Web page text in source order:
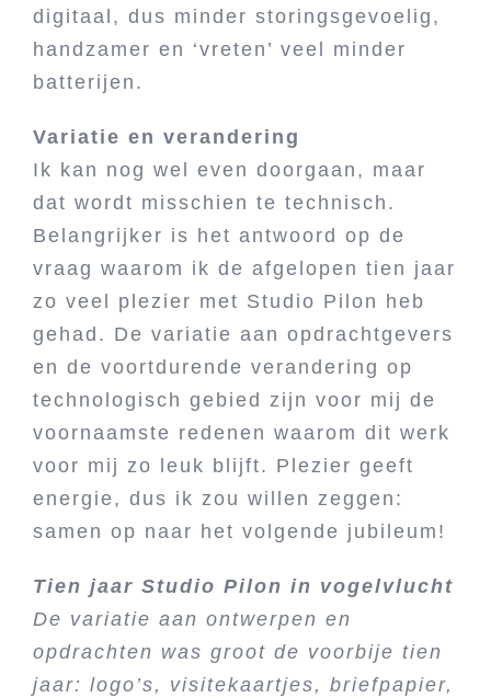
digitaal, dus minder storingsgevoelig,
handzamer en ‘vreten’ veel minder
batterijen.
Variatie en verandering
Ik kan nog wel even doorgaan, maar
dat wordt misschien te technisch.
Belangrijker is het antwoord op de
vraag waarom ik de afgelopen tien jaar
zo veel plezier met Studio Pilon heb
gehad. De variatie aan opdrachtgevers
en de voortdurende verandering op
technologisch gebied zijn voor mij de
voornaamste redenen waarom dit werk
voor mij zo leuk blijft. Plezier geeft
energie, dus ik zou willen zeggen:
samen op naar het volgende jubileum!
Tien jaar Studio Pilon in vogelvlucht
De variatie aan ontwerpen en
opdrachten was groot de voorbije tien
jaar: logo’s, visitekaartjes, briefpapier,